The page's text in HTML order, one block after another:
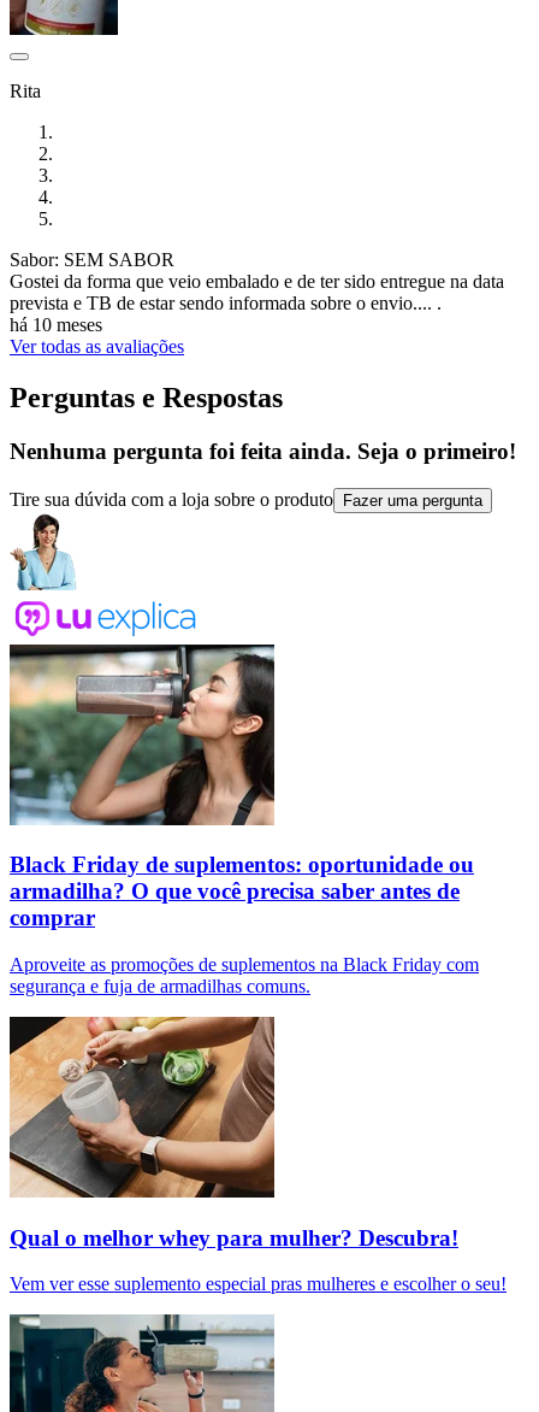
Rita
Sabor: SEM SABOR
Gostei da forma que veio embalado e de ter sido entregue na data
prevista e TB de estar sendo informada sobre o envio.... .
há 10 meses
Ver todas as avaliações
Perguntas e Respostas
Nenhuma pergunta foi feita ainda. Seja o primeiro!
Tire sua dúvida com a loja sobre o produto Fazer uma pergunta
Black Friday de suplementos: oportunidade ou
armadilha? O que você precisa saber antes de
comprar
Aproveite as promoções de suplementos na Black Friday com
segurança e fuja de armadilhas comuns.
Qual o melhor whey para mulher? Descubra!
Vem ver esse suplemento especial pras mulheres e escolher o seu!